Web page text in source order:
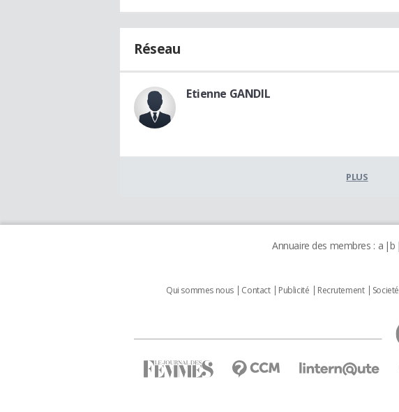
Réseau
Etienne GANDIL
PLUS
Annuaire des membres : a b
Qui sommes nous Contact Publicité Recrutement Societé